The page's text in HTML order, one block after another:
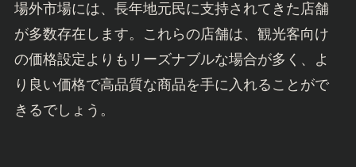
場外市場には、長年地元民に支持されてきた店舗
が多数存在します。これらの店舗は、観光客向け
の価格設定よりもリーズナブルな場合が多く、よ
り良い価格で高品質な商品を手に入れることがで
きるでしょう。